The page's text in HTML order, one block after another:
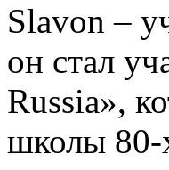
Slavon –
он стал
Russia»,
школы 80-